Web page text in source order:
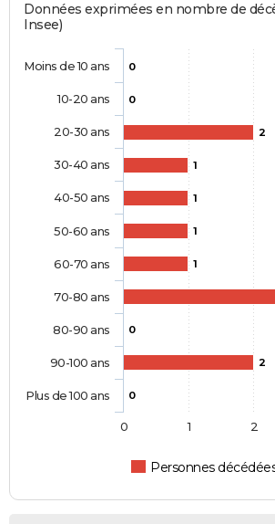
Données exprimées en nombre de
Insee)
0
0
2
1
1
1
1
0
2
0
Personnes
Moins de 10 ans
10-20 ans
20-30 ans
30-40 ans
40-50 ans
50-60 ans
60-70 ans
70-80 ans
80-90 ans
90-100 ans
Plus de 100 ans
0 1 2